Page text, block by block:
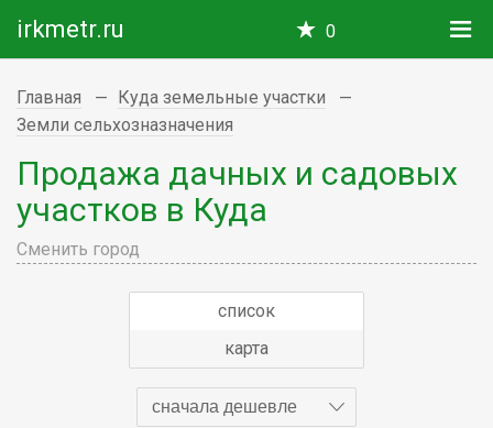
irkmetr.ru 0
Главная
Куда земельные участки
Земли сельхозназначения
Продажа дачных и садовых
участков в Куда
Сменить город
список
карта
сначала дешевле